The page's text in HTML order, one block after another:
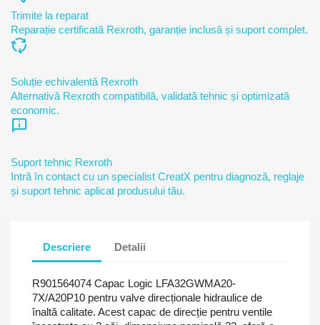
Trimite la reparat
Reparație certificată Rexroth, garanție inclusă și suport complet.
cycle
Soluție echivalentă Rexroth
Alternativă Rexroth compatibilă, validată tehnic și optimizată
economic.
chat_info
Suport tehnic Rexroth
Intră în contact cu un specialist CreatX pentru diagnoză, reglaje
și suport tehnic aplicat produsului tău.
Descriere Detalii
R901564074 Capac Logic LFA32GWMA20-
7X/A20P10 pentru valve direcționale hidraulice de
înaltă calitate. Acest capac de direcție pentru ventile